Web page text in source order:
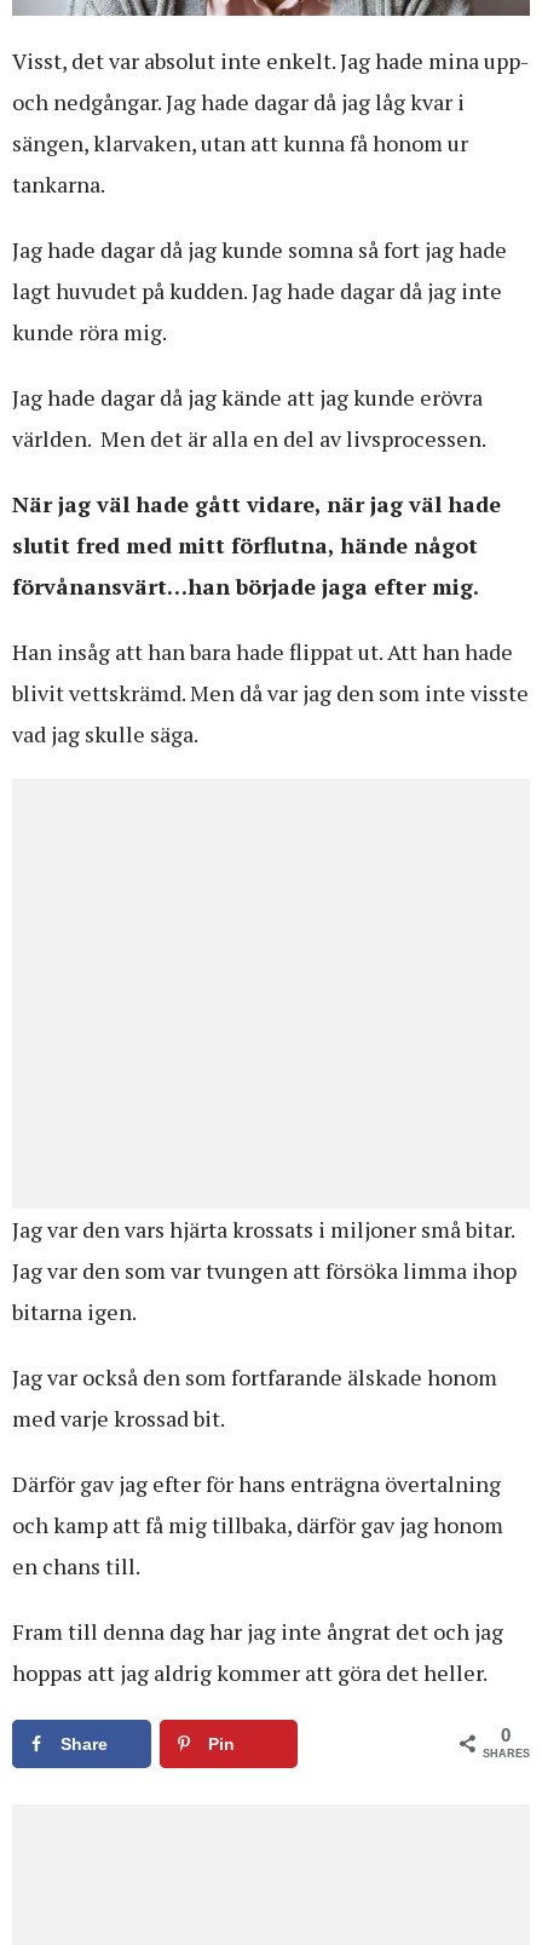
Visst, det var absolut inte enkelt. Jag hade mina upp-
och nedgångar. Jag hade dagar då jag låg kvar i
sängen, klarvaken, utan att kunna få honom ur
tankarna.
Jag hade dagar då jag kunde somna så fort jag hade
lagt huvudet på kudden. Jag hade dagar då jag inte
kunde röra mig.
Jag hade dagar då jag kände att jag kunde erövra
världen. Men det är alla en del av livsprocessen.
När jag väl hade gått vidare, när jag väl hade
slutit fred med mitt förflutna, hände något
förvånansvärt…han började jaga efter mig.
Han insåg att han bara hade flippat ut. Att han hade
blivit vettskrämd. Men då var jag den som inte visste
vad jag skulle säga.
Jag var den vars hjärta krossats i miljoner små bitar.
Jag var den som var tvungen att försöka limma ihop
bitarna igen.
Jag var också den som fortfarande älskade honom
med varje krossad bit.
Därför gav jag efter för hans enträgna övertalning
och kamp att få mig tillbaka, därför gav jag honom
en chans till.
Fram till denna dag har jag inte ångrat det och jag
hoppas att jag aldrig kommer att göra det heller.
Share Pin 0
SHARES